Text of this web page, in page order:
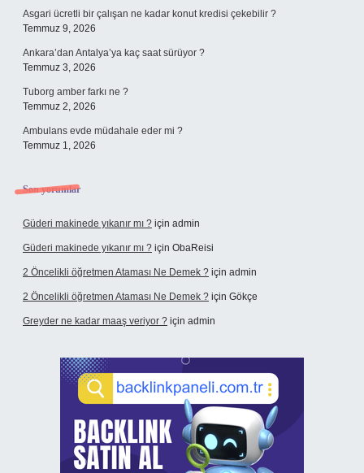
Asgari ücretli bir çalışan ne kadar konut kredisi çekebilir ?
Temmuz 9, 2026
Ankara’dan Antalya’ya kaç saat sürüyor ?
Temmuz 3, 2026
Tuborg amber farkı ne ?
Temmuz 2, 2026
Ambulans evde müdahale eder mi ?
Temmuz 1, 2026
Son yorumlar
Güderi makinede yıkanır mı ? için admin
Güderi makinede yıkanır mı ? için ObaReisi
2 Öncelikli öğretmen Ataması Ne Demek ? için admin
2 Öncelikli öğretmen Ataması Ne Demek ? için Gökçe
Greyder ne kadar maaş veriyor ? için admin